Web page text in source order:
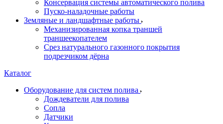
Консервация системы автоматического полива
Пуско-наладочные работы
Земляные и ландшафтные работы
Механизированная копка траншей
траншеекопателем
Срез натурального газонного покрытия
подрезчиком дёрна
Каталог
Оборудование для систем полива
Дождеватели для полива
Сопла
Датчики